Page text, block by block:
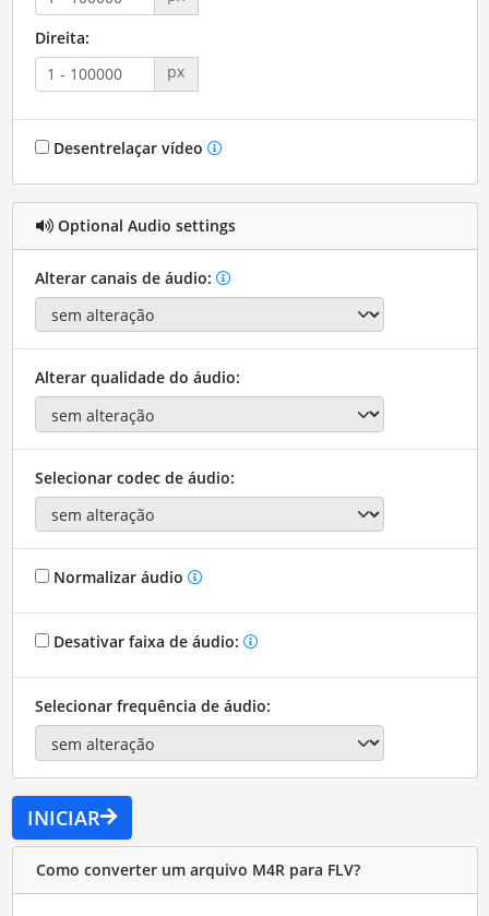
Direita:
px
Desentrelaçar vídeo
Optional Audio settings
Alterar canais de áudio:
Alterar qualidade do áudio:
Selecionar codec de áudio:
Normalizar áudio
Desativar faixa de áudio:
Selecionar frequência de áudio:
INICIAR
Como converter um arquivo M4R para FLV?